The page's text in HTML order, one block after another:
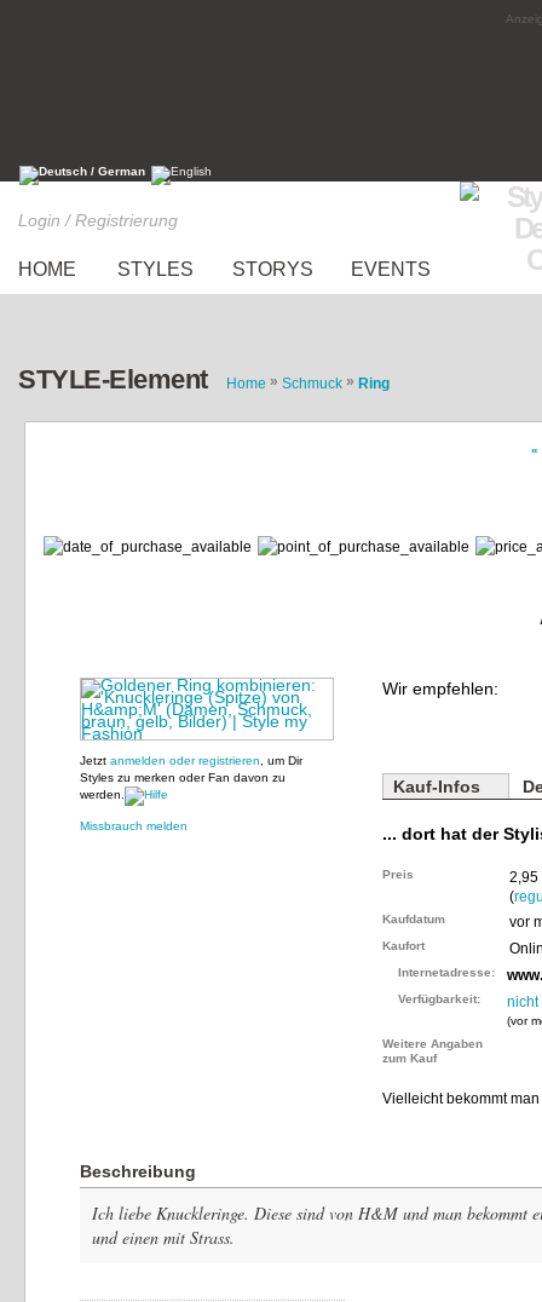
Login / Registrierung
HOME STYLES STORYS EVENTS
STYLE-Element Home » Schmuck » Ring
«
Jetzt anmelden oder registrieren , um Dir
Styles zu merken oder Fan davon zu
werden.
Missbrauch melden
Wir empfehlen:
Kauf-Infos
... dort hat der
Preis
2,95
(
Kaufdatum vor
Kaufort
Internetadresse:
Verfügbarkeit: nicht
(vor
Weitere Angaben
zum Kauf
Vielleicht bekommt
Beschreibung
Ich liebe Knuckleringe. Diese sind von H&M und man bekommt
und einen mit Strass.